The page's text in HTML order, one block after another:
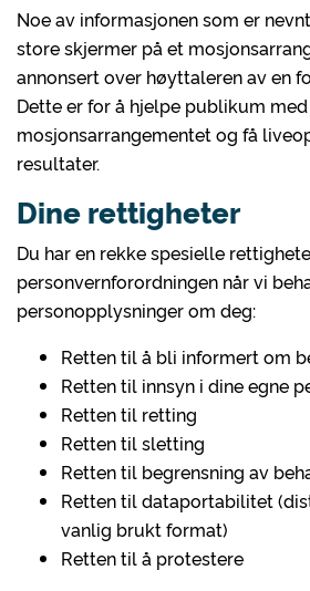
Noe av informasjonen som er
store skjermer på et
annonsert over høyttaleren av en
Dette er for å hjelpe publikum
mosjonsarrangementet og få
resultater.
Dine rettigheter
Du har en rekke spesielle
personvernforordningen når vi
personopplysninger om deg:
Retten til å bli informert om
Retten til innsyn i dine egne
Retten til retting
Retten til sletting
Retten til begrensning av
Retten til dataportabilitet
vanlig brukt format)
Retten til å protestere